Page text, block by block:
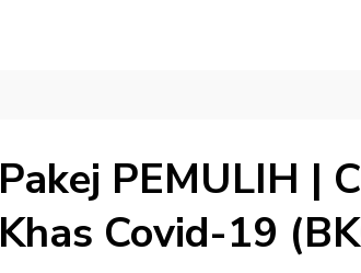
Pakej PEMULIH |
Khas Covid-19